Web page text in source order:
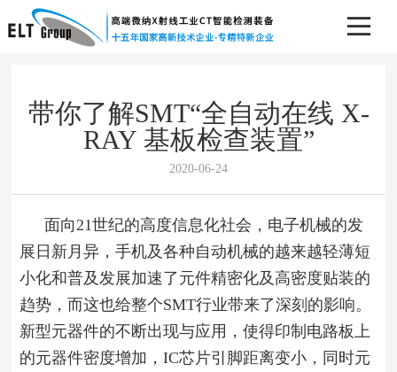
带你了解SMT“全自动在线 X-
RAY 基板检查装置”
2020-06-24
面向21世纪的高度信息化社会，电子机械的发
展日新月异，手机及各种自动机械的越来越轻薄短
小化和普及发展加速了元件精密化及高密度贴装的
趋势，而这也给整个SMT行业带来了深刻的影响。
新型元器件的不断出现与应用，使得印制电路板上
的元器件密度增加，IC芯片引脚距离变小，同时元